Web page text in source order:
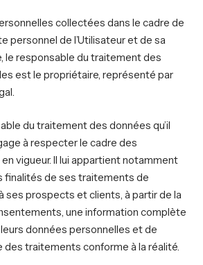
collectées dans le cadre de
personnel de l’Utilisateur et de sa
le responsable du traitement des
est le propriétaire, représenté par
du traitement des données qu’il
à respecter le cadre des
vigueur. Il lui appartient notamment
finalités de ses traitements de
ses prospects et clients, à partir de la
une information complète
données personnelles et de
des traitements conforme à la réalité.